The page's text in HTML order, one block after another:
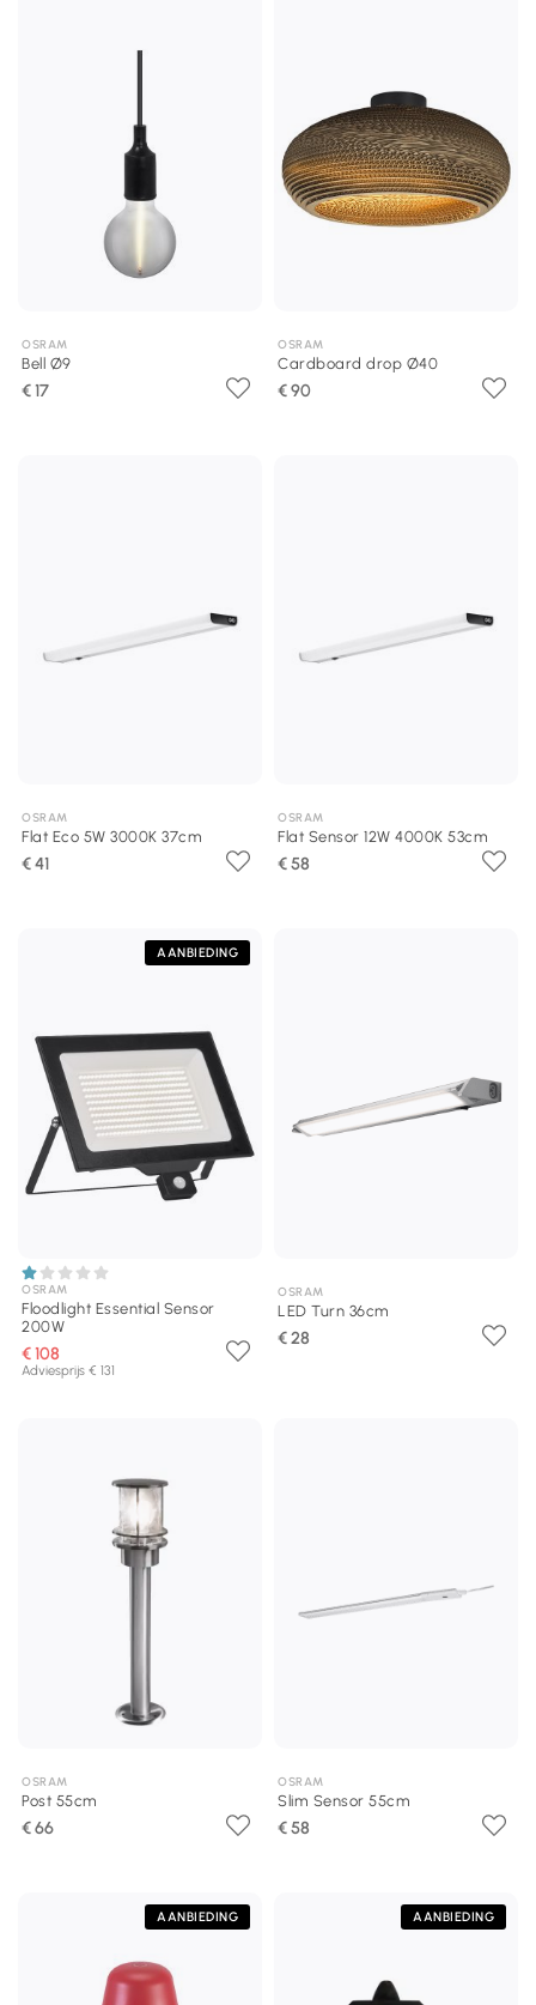
OSRAM
Bell Ø9
€ 17
OSRAM
Cardboard drop Ø40
€ 90
OSRAM
Flat Eco 5W 3000K 37cm
€ 41
OSRAM
Flat Sensor 12W 4000K 53cm
€ 58
AANBIEDING
OSRAM
Floodlight Essential Sensor
200W
€ 108
Adviesprijs € 131
OSRAM
LED Turn 36cm
€ 28
OSRAM
Post 55cm
€ 66
OSRAM
Slim Sensor 55cm
€ 58
AANBIEDING AANBIEDING